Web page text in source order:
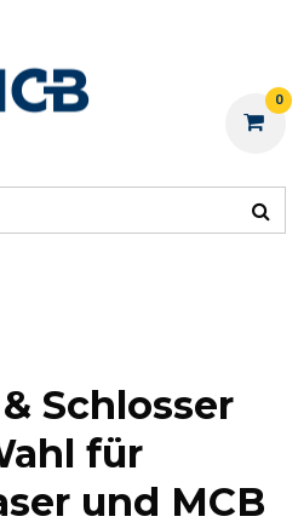
0
Schlosser
für
und MCB